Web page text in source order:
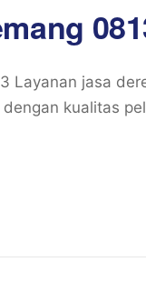
Layanan jasa
kualitas